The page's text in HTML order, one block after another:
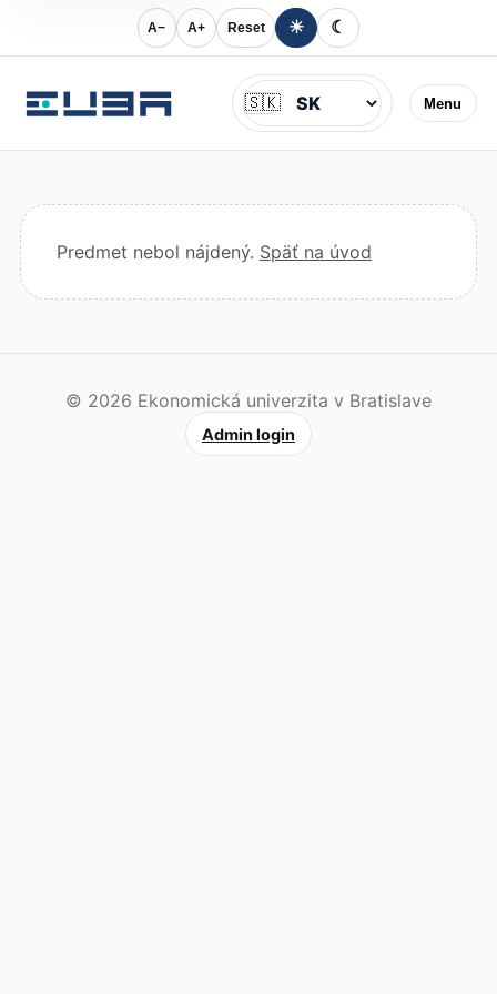
A− A+ Reset ☀ ☾
Menu
Jazyk
🇸🇰
Predmet nebol nájdený. Späť na úvod
© 2026 Ekonomická univerzita v Bratislave
Admin login